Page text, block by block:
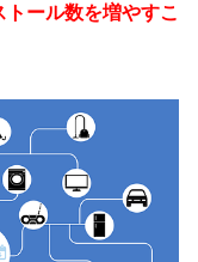
ール数を増やすこ